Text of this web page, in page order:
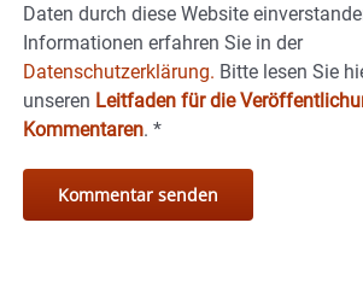
Daten durch diese Website
Informationen erfahren Sie in der
Datenschutzerklärung. Bitte lesen Sie
unseren Leitfaden für die
Kommentaren. *